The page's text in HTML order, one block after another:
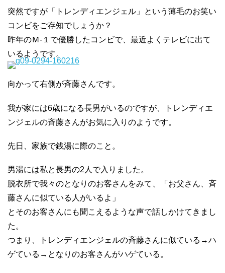
突然ですが「トレンディエンジェル」という薄毛のお笑い
コンビをご存知でしょうか？
昨年のＭ-１で優勝したコンビで、最近よくテレビに出て
いるようです。
向かって右側が斉藤さんです。
我が家には6歳になる長男がいるのですが、トレンディエ
ンジェルの斉藤さんがお気に入りのようです。
先日、家族で銭湯に際のこと。
男湯には私と長男の2人で入りました。
脱衣所で我々のとなりのお客さんをみて、「お父さん、斉
藤さんに似ている人がいるよ」
とそのお客さんにも聞こえるような声で話しかけてきまし
た。
つまり、トレンディエンジェルの斉藤さんに似ている→ハ
ゲている→となりのお客さんがハゲている。